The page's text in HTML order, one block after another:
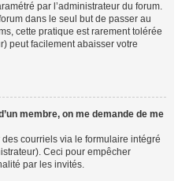
par l’administrateur du forum.
dans le seul but de passer au
cette pratique est rarement tolérée
peut facilement abaisser votre
membre, on me demande de me
courriels via le formulaire intégré
Ceci pour empêcher
par les invités.